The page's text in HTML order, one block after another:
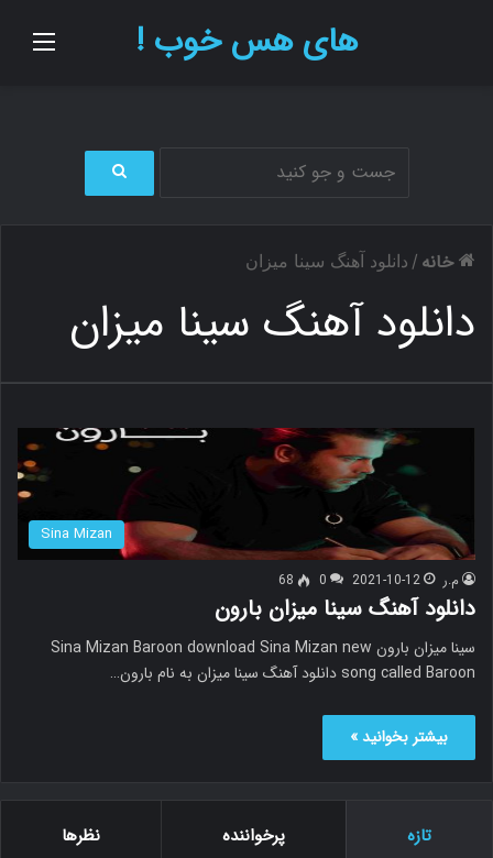
های هس خوب !
ج
ب
ر
ی
خانه / دانلود آهنگ سینا میزان
دانلود آهنگ سینا میزان
Sina Mizan
م.ر 2021-10-12
0
68
دانلود آهنگ سینا میزان بارون
سینا میزان بارون Sina Mizan Baroon download Sina Mizan new
song called Baroon دانلود آهنگ سینا میزان به نام بارون…
بیشتر بخوانید »
تازه پرخواننده نظرها